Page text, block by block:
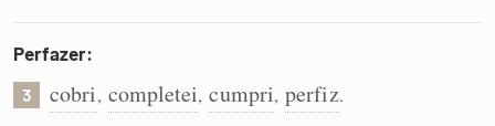
Dicionário
Perfazer:
3 cobri, completei, cumpri, perfiz.